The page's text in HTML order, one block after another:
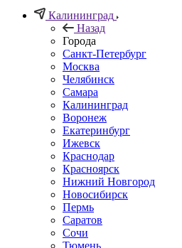
Калининград
Назад
Города
Санкт-Петербург
Москва
Челябинск
Самара
Калининград
Воронеж
Екатеринбург
Ижевск
Краснодар
Красноярск
Нижний Новгород
Новосибирск
Пермь
Саратов
Сочи
Тюмень